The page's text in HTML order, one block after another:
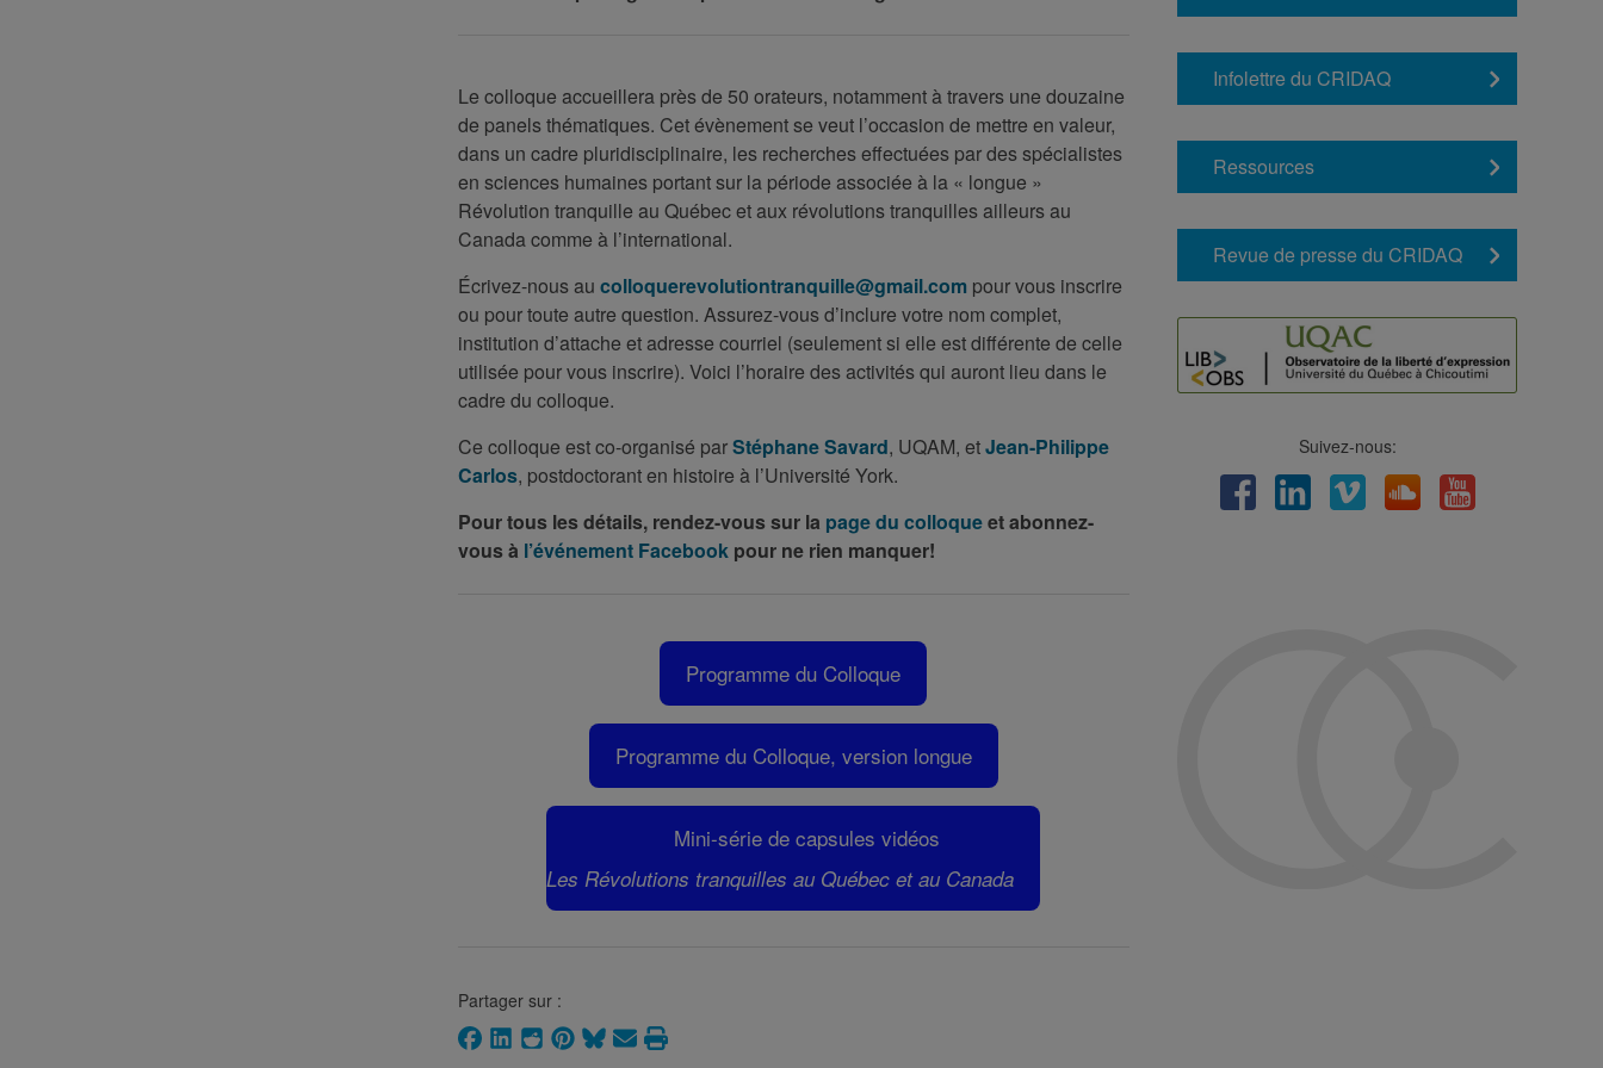
Le colloque accueillera près de 50 orateurs, notamment à travers une douzaine
de panels thématiques. Cet évènement se veut l’occasion de mettre en valeur,
dans un cadre pluridisciplinaire, les recherches effectuées par des spécialistes
en sciences humaines portant sur la période associée à la « longue »
Révolution tranquille au Québec et aux révolutions tranquilles ailleurs au
Canada comme à l’international.
Écrivez-nous au colloquerevolutiontranquille@gmail.compour vous inscrire
ou pour toute autre question. Assurez-vous d’inclure votre nom complet,
institution d’attache et adresse courriel (seulement si elle est différente de celle
utilisée pour vous inscrire). Voici l’horaire des activités qui auront lieu dans le
cadre du colloque.
Ce colloque est co-organisé parStéphane Savard, UQAM, etJean-Philippe
Carlos, postdoctorant en histoire à l’Université York.
Pour tous les détails, rendez-vous sur la page du colloqueet abonnez-
vous à l’événement Facebookpour ne rien manquer!
Programme du Colloque
Programme du Colloque, version longue
Mini-série de capsules vidéos
Les Révolutions tranquilles au Québec et au Canada
Partager sur :
Infolettre du CRIDAQ
Ressources
Revue de presse du CRIDAQ
Suivez-nous:
FacebookLinkedInViméo Soundcloud
Youtube